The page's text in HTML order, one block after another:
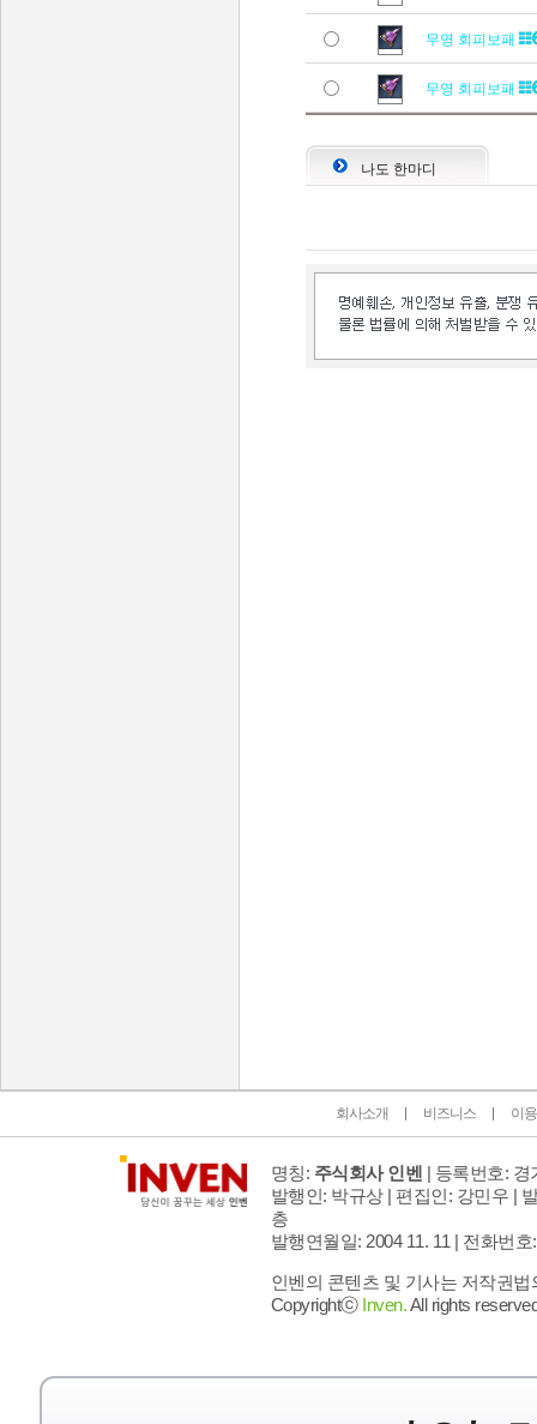
무영 회피보패
무영 회피보패
나도 한마디
회사소개 비즈니스 이
명칭: 주식회사 인벤 | 등록번호: 경
발행인: 박규상 | 편집인: 강민우 |
층
발행연월일: 2004 11. 11 | 전화번호
인벤의 콘텐츠 및 기사는 저작권
Copyrightⓒ Inven.All rights